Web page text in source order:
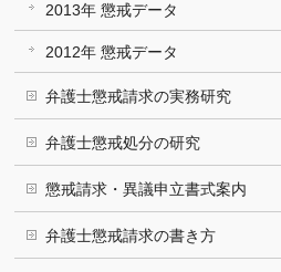
2013年 懲戒データ
2012年 懲戒データ
弁護士懲戒請求の実務研究
弁護士懲戒処分の研究
懲戒請求・異議申立書式案内
弁護士懲戒請求の書き方